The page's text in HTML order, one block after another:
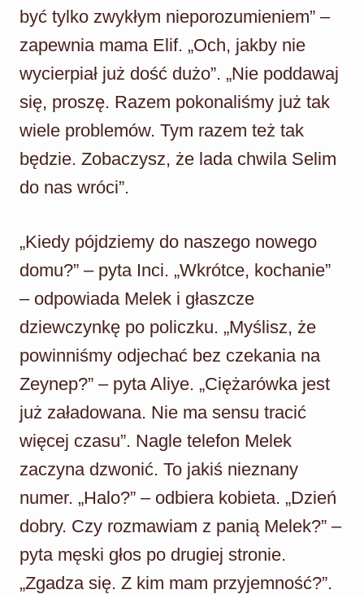
być tylko zwykłym nieporozumieniem” –
zapewnia mama Elif. „Och, jakby nie
wycierpiał już dość dużo”. „Nie poddawaj
się, proszę. Razem pokonaliśmy już tak
wiele problemów. Tym razem też tak
będzie. Zobaczysz, że lada chwila Selim
do nas wróci”.
„Kiedy pójdziemy do naszego nowego
domu?” – pyta Inci. „Wkrótce, kochanie”
– odpowiada Melek i głaszcze
dziewczynkę po policzku. „Myślisz, że
powinniśmy odjechać bez czekania na
Zeynep?” – pyta Aliye. „Ciężarówka jest
już załadowana. Nie ma sensu tracić
więcej czasu”. Nagle telefon Melek
zaczyna dzwonić. To jakiś nieznany
numer. „Halo?” – odbiera kobieta. „Dzień
dobry. Czy rozmawiam z panią Melek?” –
pyta męski głos po drugiej stronie.
„Zgadza się. Z kim mam przyjemność?”.